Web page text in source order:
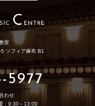
室
ソフィア麻布 B1
5977
わせ
：9:30～13:00